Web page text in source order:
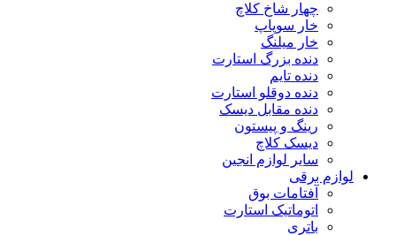
چهار شاخ کلاچ
خار سوپاپ
خار میلنگ
دنده بزرگ استارت
دنده تایم
دنده دوقلو استارت
دنده مقابل دیسک
رینگ و پیستون
دیسک کلاچ
سایر لوازم انجین
لوازم برقی
آفتامات بوق
اتوماتیک استارت
باتری